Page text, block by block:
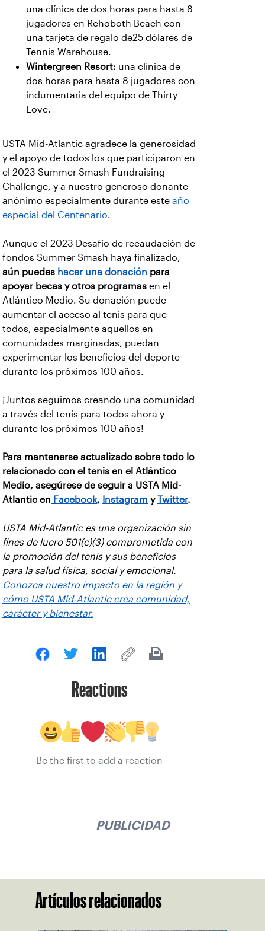
una clínica de dos horas para hasta 8
jugadores en Rehoboth Beach con
una tarjeta de regalo de25 dólares de
Tennis Warehouse.
Wintergreen Resort: una clínica de
dos horas para hasta 8 jugadores con
indumentaria del equipo de Thirty
Love.
USTA Mid-Atlantic agradece la generosidad
y el apoyo de todos los que participaron en
el 2023 Summer Smash Fundraising
Challenge, y a nuestro generoso donante
anónimo especialmente durante este año
especial del Centenario.
Aunque el 2023 Desafío de recaudación de
fondos Summer Smash haya finalizado,
aún puedes hacer una donación para
apoyar becas y otros programas en el
Atlántico Medio. Su donación puede
aumentar el acceso al tenis para que
todos, especialmente aquellos en
comunidades marginadas, puedan
experimentar los beneficios del deporte
durante los próximos 100 años.
¡Juntos seguimos creando una comunidad
a través del tenis para todos ahora y
durante los próximos 100 años!
Para mantenerse actualizado sobre todo lo
relacionado con el tenis en el Atlántico
Medio, asegúrese de seguir a USTA Mid-
Atlantic en Facebook, Instagram yTwitter.
USTA Mid-Atlantic es una organización sin
fines de lucro 501(c)(3) comprometida con
la promoción del tenis y sus beneficios
para la salud física, social y emocional.
Conozca nuestro impacto en la región y
cómo USTA Mid-Atlantic crea comunidad,
carácter y bienestar.
Reactions
Be the first to add a reaction
PUBLICIDAD
Artículos relacionados